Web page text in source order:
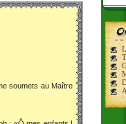
soumets au Maître